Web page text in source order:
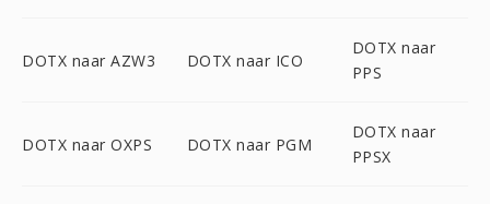
DOTX naar AZW3 DOTX naar ICO
DOTX naar
PPS
DOTX naar OXPS DOTX naar PGM
DOTX naar
PPSX